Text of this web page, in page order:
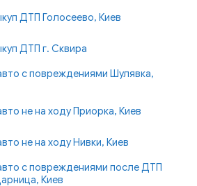
ДТП Голосеево, Киев
ДТП г. Сквира
с повреждениями Шулявка,
не на ходу Приорка, Киев
не на ходу Нивки, Киев
с повреждениями после ДТП
Киев